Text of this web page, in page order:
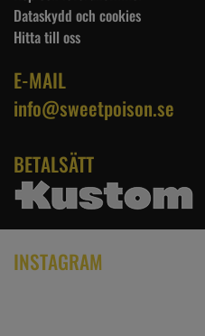
Dataskydd och cookies
Hitta till oss
E-MAIL
info@sweetpoison.se
BETALSÄTT
INSTAGRAM